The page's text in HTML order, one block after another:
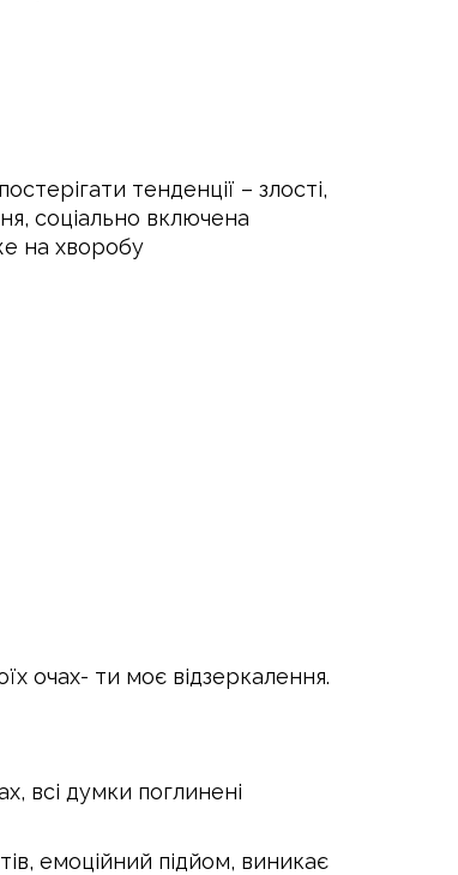
тенденції – злості,
соціально включена
на хворобу
очах- ти моє відзеркалення.
всі думки поглинені
емоційний підйом, виникає